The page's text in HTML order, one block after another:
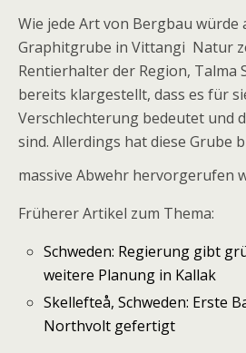
Wie jede Art von Bergbau würde
Graphitgrube in Vittangi Natur
Rentierhalter der Region, Talma
bereits klargestellt, dass es für
Verschlechterung bedeutet und
sind. Allerdings hat diese Grube
massive Abwehr hervorgerufen
Früherer Artikel zum Thema:
Schweden: Regierung gibt
weitere Planung in Kallak
Skellefteå, Schweden: Erste
Northvolt gefertigt